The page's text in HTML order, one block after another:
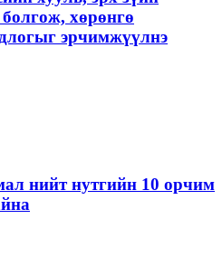
хөрөнгө
эрчимжүүлнэ
нийт нутгийн 10 орчим